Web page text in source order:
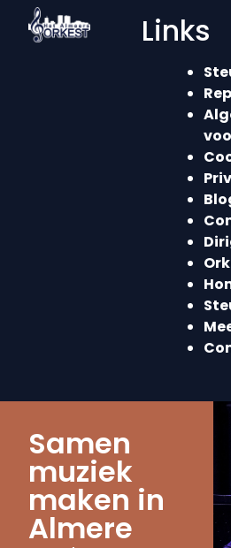
Links
Samen
muziek
maken in
Almere